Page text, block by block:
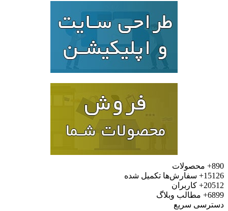
محصولات
سفارش‌ها تکمیل شده
کاربران
مطالب وبلاگ
سریع